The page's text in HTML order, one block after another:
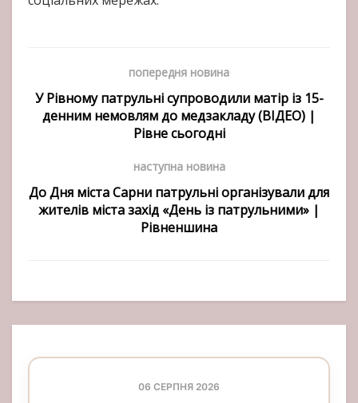
попередня новина
У Рівному патрульні супроводили матір із 15-
денним немовлям до медзакладу (ВІДЕО) |
Рівне сьогодні
наступна новина
До Дня міста Сарни патрульні організували для
жителів міста захід «День із патрульними» |
Рівненшина
06 СЕРПНЯ 2026